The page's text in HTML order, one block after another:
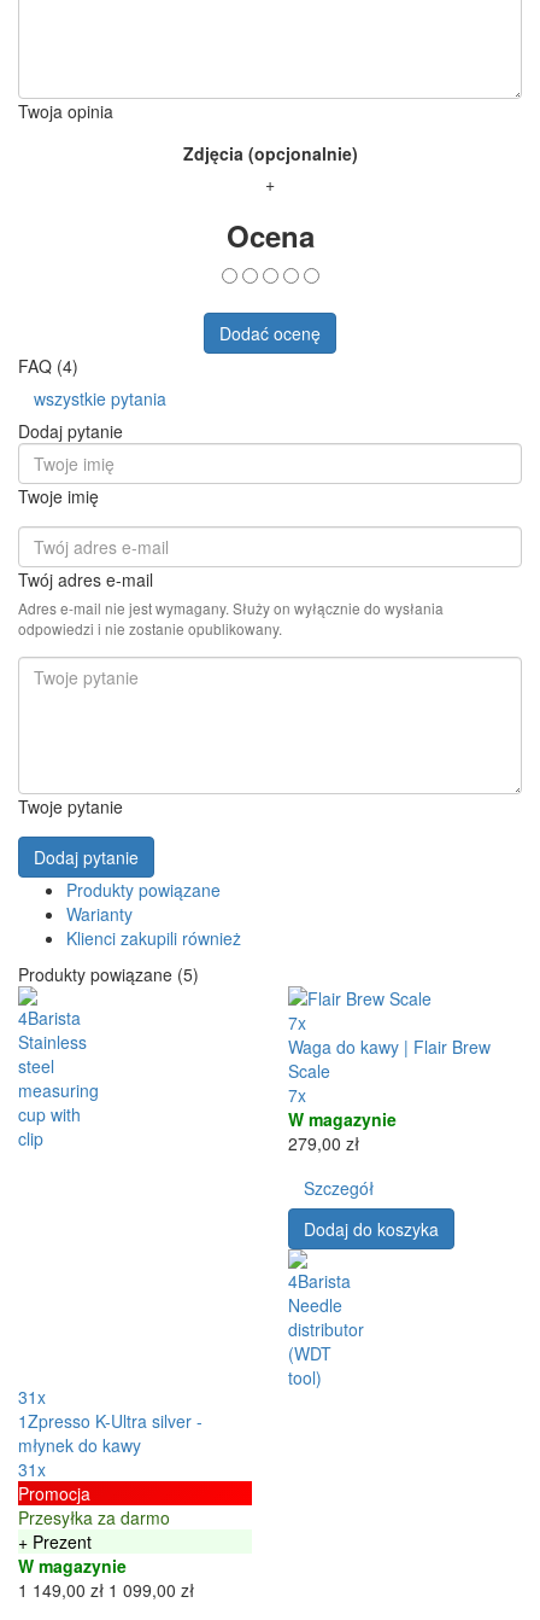
Twoja opinia
Zdjęcia (opcjonalnie)
+
Ocena
Dodać ocenę
FAQ (4)
wszystkie pytania
Dodaj pytanie
Twoje imię
Twój adres e-mail
Adres e-mail nie jest wymagany. Służy on wyłącznie do wysłania
odpowiedzi i nie zostanie opublikowany.
Twoje pytanie
Dodaj pytanie
Produkty powiązane
Warianty
Klienci zakupili również
Produkty powiązane (5)
31x
1Zpresso K-Ultra silver -
młynek do kawy
31x
Promocja
Przesyłka za darmo
+ Prezent
W magazynie
1 149,00 zł 1 099,00 zł
7x
Waga do kawy | Flair Brew
Scale
7x
W magazynie
279,00 zł
Szczegół
Dodaj do koszyka